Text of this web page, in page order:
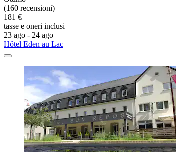
(160 recensioni)
181 €
tasse e oneri inclusi
23 ago - 24 ago
Hôtel Eden au Lac